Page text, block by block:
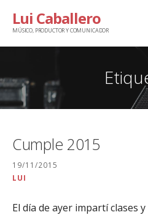
Lui Caballero
MÚSICO, PRODUCTOR Y COMUNICADOR
Cumple 2015
19/11/2015
LUI
El día de ayer impartí clases